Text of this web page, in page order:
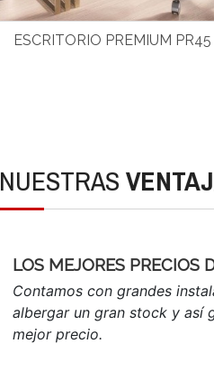
ESCRITORIO PREMIUM PR45
NUESTRAS
LOS MEJORES PRECIOS
Contamos con grandes
albergar un gran stock y así
mejor precio.